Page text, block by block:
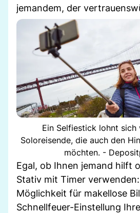
jemandem, der
Ein Selfiestick lohnt sich
Soloreisende, die auch den
möchten. -
Egal, ob Ihnen jemand hilft
Stativ mit Timer
Möglichkeit für makellose
Schnellfeuer-Einstellung